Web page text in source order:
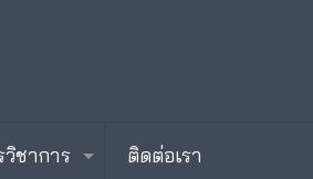
วิชาการ ติดต่อเรา